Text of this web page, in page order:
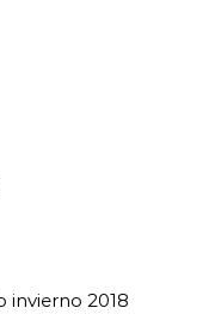
invierno 2018